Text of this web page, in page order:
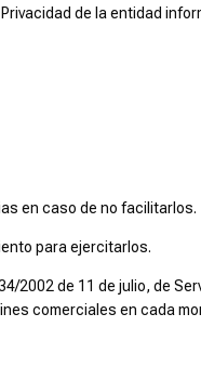
de la entidad
en caso de no facilitarlos.
para ejercitarlos.
2002 de 11 de julio, de
comerciales en cada